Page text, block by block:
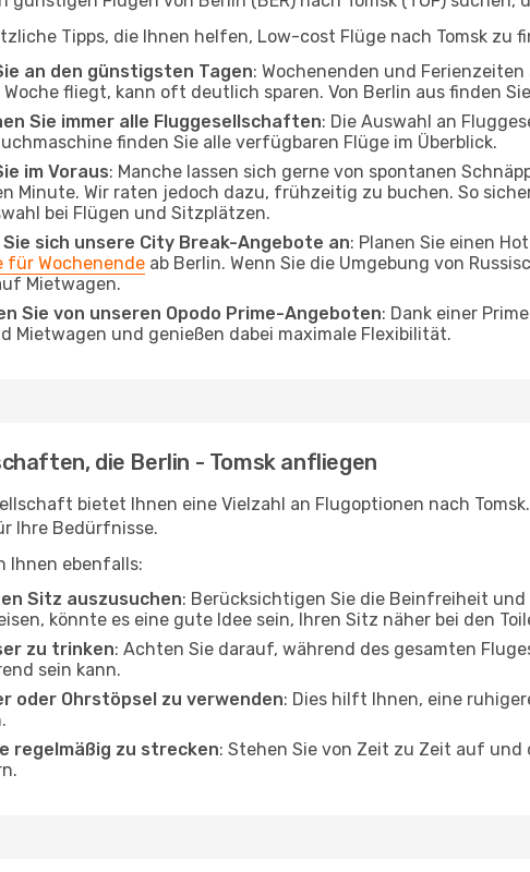
Tipps, die Ihnen helfen, Low-cost Flüge nach Tomsk zu
an den günstigsten Tagen: Wochenenden und
fliegt, kann oft deutlich sparen. Von Berlin aus finden
Sie immer alle Fluggesellschaften: Die Auswahl an
finden Sie alle verfügbaren Flüge im Überblick.
im Voraus: Manche lassen sich gerne von spontanen
Minute. Wir raten jedoch dazu, frühzeitig zu buchen. So
bei Flügen und Sitzplätzen.
sich unsere City Break-Angebote an: Planen Sie einen
für Wochenende ab Berlin. Wenn Sie die Umgebung von
Mietwagen.
Sie von unseren Opodo Prime-Angeboten: Dank einer
Mietwagen und genießen dabei maximale Flexibilität.
die Berlin - Tomsk anfliegen
bietet Ihnen eine Vielzahl an Flugoptionen nach
Ihre Bedürfnisse.
Ihnen ebenfalls:
Sitz auszusuchen: Berücksichtigen Sie die Beinfreiheit
könnte es eine gute Idee sein, Ihren Sitz näher bei den
zu trinken: Achten Sie darauf, während des gesamten
sein kann.
oder Ohrstöpsel zu verwenden: Dies hilft Ihnen, eine
regelmäßig zu strecken: Stehen Sie von Zeit zu Zeit auf